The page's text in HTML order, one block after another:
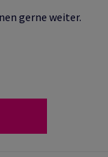
gerne weiter.